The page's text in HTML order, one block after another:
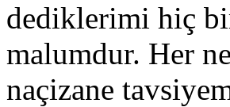
dediklerimi hiç
malumdur. Her
naçizane